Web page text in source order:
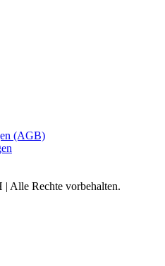
(AGB)
Alle Rechte vorbehalten.